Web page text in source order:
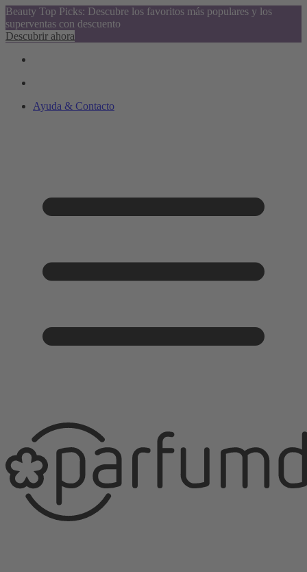
Beauty Top Picks: Descubre los favoritos más populares y los
superventas con descuento
Descubrir ahora
Ayuda & Contacto